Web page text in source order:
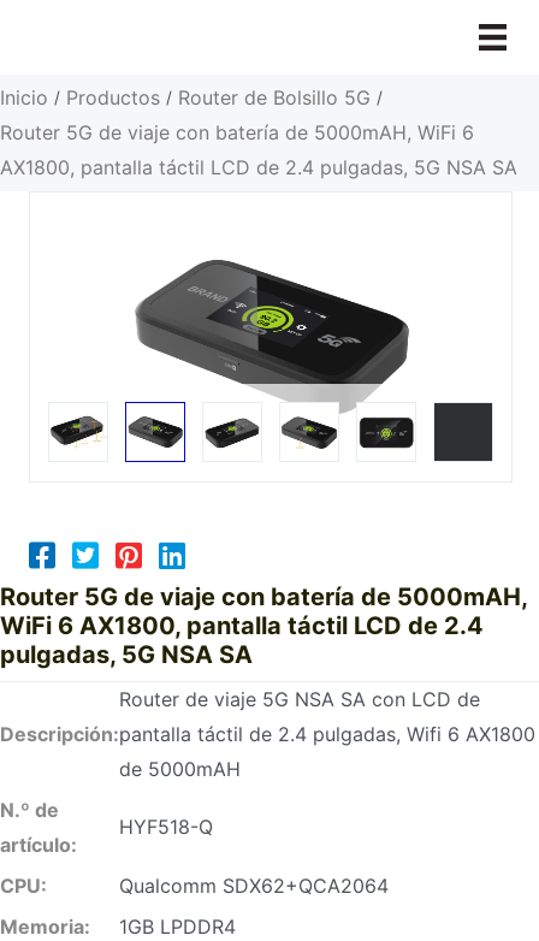
Inicio / Productos / Router de Bolsillo 5G /
Router 5G de viaje con batería de 5000mAH, WiFi 6
AX1800, pantalla táctil LCD de 2.4 pulgadas, 5G NSA SA
Router 5G de viaje con batería de 5000mAH,
WiFi 6 AX1800, pantalla táctil LCD de 2.4
pulgadas, 5G NSA SA
Descripción:
Router de viaje 5G NSA SA con LCD de
pantalla táctil de 2.4 pulgadas, Wifi 6 AX1800
de 5000mAH
N.º de
artículo:
HYF518-Q
CPU:
Qualcomm SDX62+QCA2064
Memoria:
1GB LPDDR4